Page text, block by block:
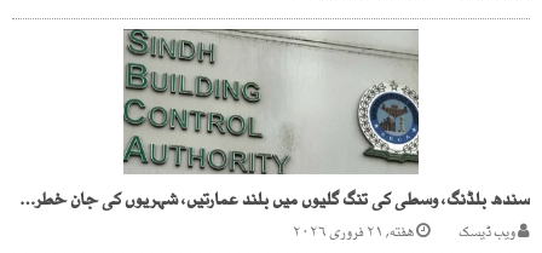
سندھ بلڈنگ، وسطی کی تنگ گلیوں میں بلند عمارتیں، شہریوں کی جان خطرے میں
ویب ڈیسک هفته, ۲۱ فروری ۲۰۲۶